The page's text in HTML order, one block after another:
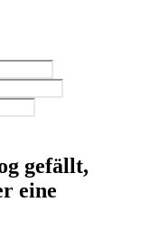
gefällt,
eine